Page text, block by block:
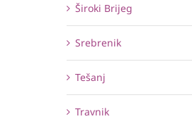
Široki Brijeg
Srebrenik
Tešanj
Travnik